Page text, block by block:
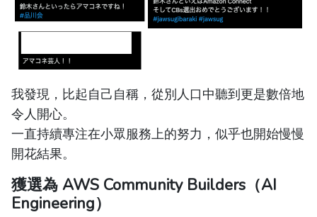
我發現，比起自己自稱，從別人口中聽到更是數倍地
令人開心。
一直持續專注在小眾服務上的努力，似乎也開始慢慢
開花結果。
獲選為 AWS Community Builders（AI
Engineering）